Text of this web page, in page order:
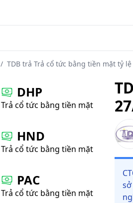
/ TDB trả Trả cổ tức bằng tiền mặt tỷ
DHP
Trả cổ tức bằng tiền mặt
HND
Trả cổ tức bằng tiền mặt
PAC
Trả cổ tức bằng tiền mặt